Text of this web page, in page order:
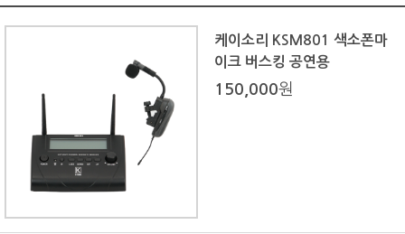
케이소리 KSM801 색소폰마
이크 버스킹 공연용
150,000원